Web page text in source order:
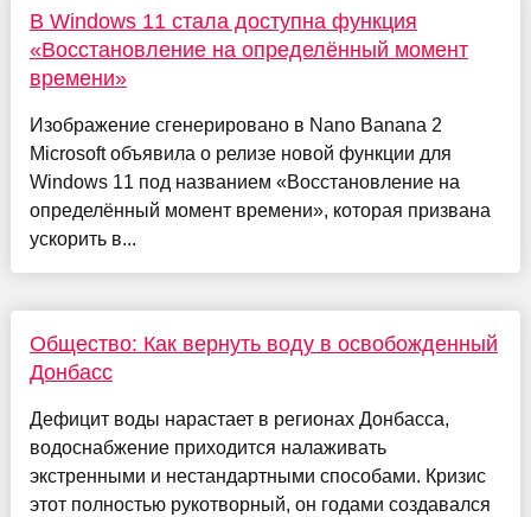
В Windows 11 стала доступна функция
«Восстановление на определённый момент
времени»
Изображение сгенерировано в Nano Banana 2
Microsoft объявила о релизе новой функции для
Windows 11 под названием «Восстановление на
определённый момент времени», которая призвана
ускорить в...
Общество: Как вернуть воду в освобожденный
Донбасс
Дефицит воды нарастает в регионах Донбасса,
водоснабжение приходится налаживать
экстренными и нестандартными способами. Кризис
этот полностью рукотворный, он годами создавался